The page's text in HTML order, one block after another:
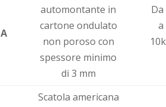
automontante in
cartone ondulato
non poroso con
spessore minimo
di 3 mm
Da
a
Scatola americana